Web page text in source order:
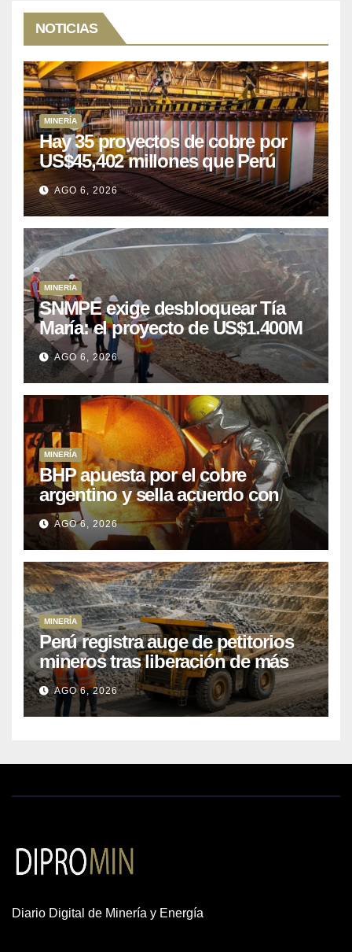
NOTICIAS
MINERÍA
Hay 35 proyectos de cobre por
US$45,402 millones que Perú
puede aprovechar
AGO 6, 2026
MINERÍA
SNMPE exige desbloquear Tía
María: el proyecto de US$1.400M
que Perú lleva 15 años
posponiendo
AGO 6, 2026
MINERÍA
BHP apuesta por el cobre
argentino y sella acuerdo con
Kobrea para siete proyecto
AGO 6, 2026
MINERÍA
Perú registra auge de petitorios
mineros tras liberación de más
de mil concesiones para explorar
cobre y oro
AGO 6, 2026
Diario Digital de Minería y Energía